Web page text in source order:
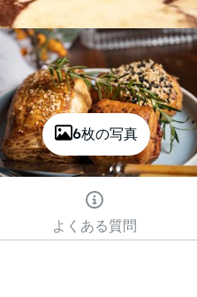
6枚の写真
よくある質問